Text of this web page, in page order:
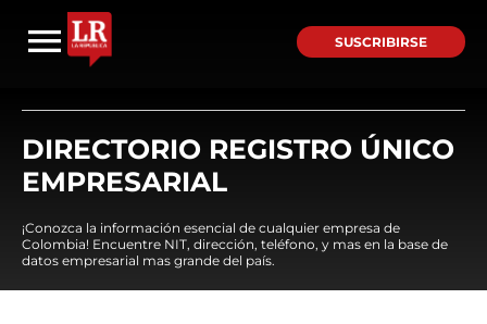
SUSCRIBIRSE
DIRECTORIO REGISTRO ÚNICO
EMPRESARIAL
¡Conozca la información esencial de cualquier empresa de
Colombia! Encuentre NIT, dirección, teléfono, y mas en la base de
datos empresarial mas grande del país.